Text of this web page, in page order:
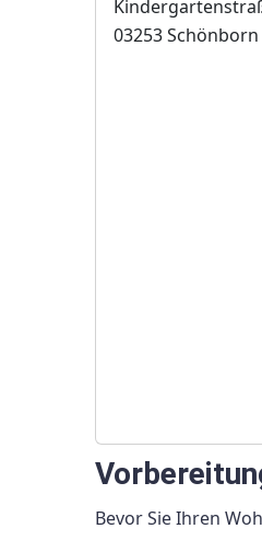
03253 Schönborn
Bevor Sie Ihren